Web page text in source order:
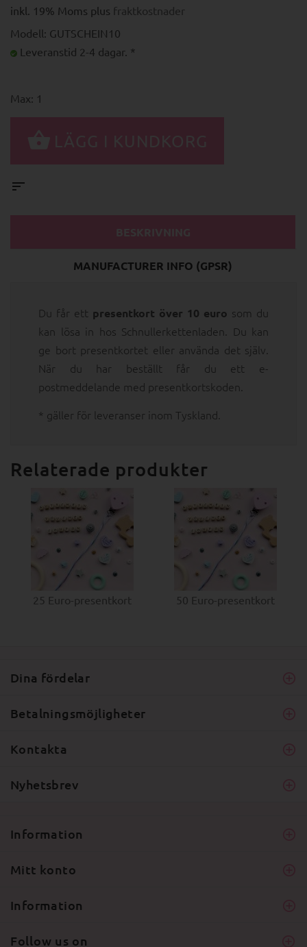
inkl. 19% Moms plus fraktkostnader
Modell: GUTSCHEIN10
Leveranstid 2-4 dagar. *
Max: 1
MANUFACTURER INFO (GPSR)
Du får ett presentkort över 10 euro som du
kan lösa in hos Schnullerkettenladen. Du kan
ge bort presentkortet eller använda det själv.
När du har beställt får du ett e-
postmeddelande med presentkortskoden.
* gäller för leveranser inom Tyskland.
Relaterade produkter
25 Euro-presentkort 50 Euro-presentkort
Dina fördelar
Betalningsmöjligheter
Kontakta
Nyhetsbrev
Information
Mitt konto
Information
Follow us on